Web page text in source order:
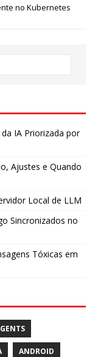
no Kubernetes
IA Priorizada por
Ajustes e Quando
Local de LLM
Sincronizados no
Tóxicas em
ANDROID